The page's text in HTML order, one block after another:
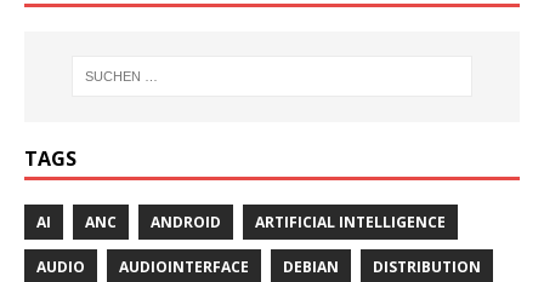
TAGS
AI ANC ANDROID ARTIFICIAL INTELLIGENCE
AUDIO AUDIOINTERFACE DEBIAN DISTRIBUTION